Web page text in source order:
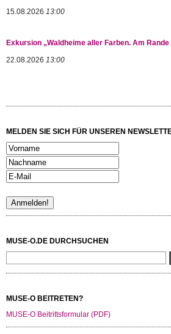
15.08.2026 13:00
Exkursion „Waldheime aller Farben. Am
22.08.2026 13:00
MELDEN SIE SICH FÜR UNSEREN
MUSE-O.DE DURCHSUCHEN
MUSE-O BEITRETEN?
MUSE-O Beitrittsformular (PDF)